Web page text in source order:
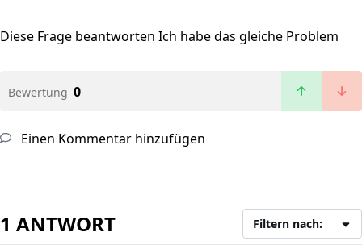
Diese Frage beantworten Ich habe das gleiche Problem
Bewertung 0
Einen Kommentar hinzufügen
1 ANTWORT Filtern nach: